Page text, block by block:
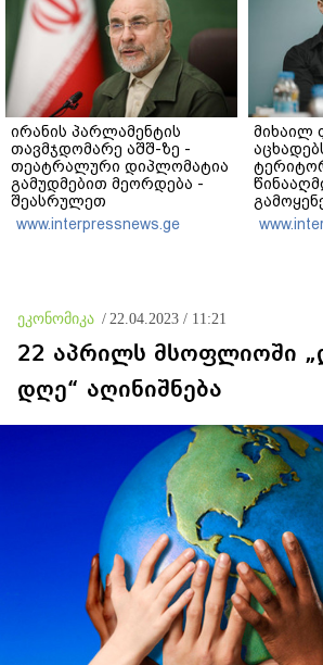
ირანის პარლამენტის
თავმჯდომარე აშშ-ზე -
თეატრალური დიპლომატია
გამუდმებით მეორდება -
შეასრულეთ
ვალდებულებები, მეტი
თეატრი არ გვჭირდება
www.interpressnews.ge
მიხაილ
ილონ
ეკონომიკა / 22.04.2023 / 11:21
22 აპრილს მსოფლიოში
დღე“ აღინიშნება